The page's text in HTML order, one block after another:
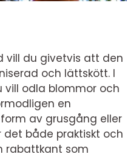
vill du givetvis att den
och lättskött. I
vill odla blommor och
en
av grusgång eller
både praktiskt och
rabattkant som